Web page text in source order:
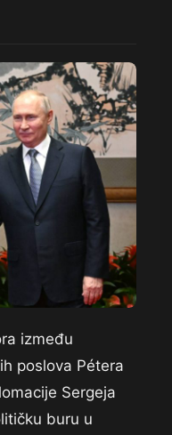
između
poslova Pétera
Sergeja
buru u